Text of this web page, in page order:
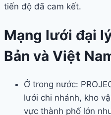
tiến độ đã cam kết.
Mạng lưới đại
Bản và Việt
Ở trong nước:
lưới chi nhánh, kho
vực thành phố lớn